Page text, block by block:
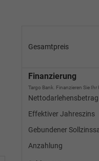
Gesamtpreis
Finanzierung
Targo Bank. Finanzieren Sie
Nettodarlehensbetrag
Effektiver Jahreszins
Gebundener
Anzahlung